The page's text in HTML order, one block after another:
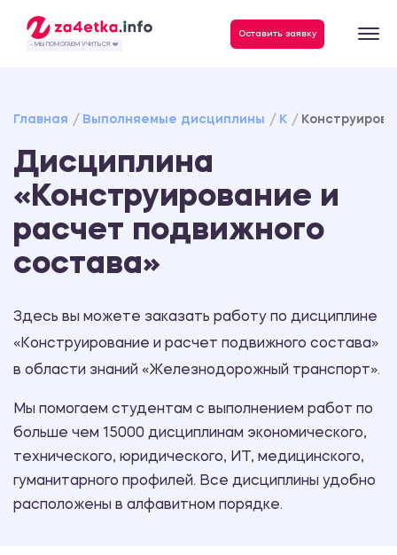
- МЫ ПОМОГАЕМ УЧИТЬСЯ ❤️
Оставить заявку
Главная Выполняемые дисциплины К
Дисциплина
«Конструирование и
расчет подвижного
состава»
Здесь вы можете заказать работу по дисциплине
«Конструирование и расчет подвижного состава»
в области знаний «Железнодорожный транспорт».
Мы помогаем студентам с выполнением работ по
больше чем 15000 дисциплинам экономического,
технического, юридического, ИТ, медицинского,
гуманитарного профилей. Все дисциплины удобно
расположены в алфавитном порядке.